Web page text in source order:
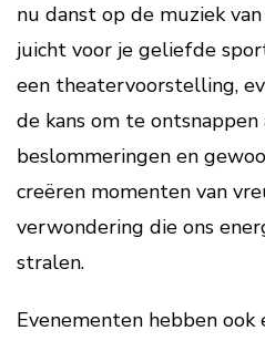
nu danst op de muziek
juicht voor je geliefde
een theatervoorstelling,
de kans om te ontsnappen
beslommeringen en
creëren momenten van
verwondering die ons
stralen.
Evenementen hebben ook